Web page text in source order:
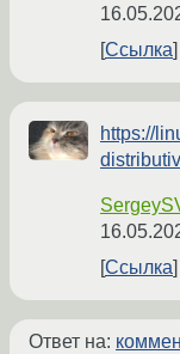
Ссылка
https://
Ссылка
Ответ на: